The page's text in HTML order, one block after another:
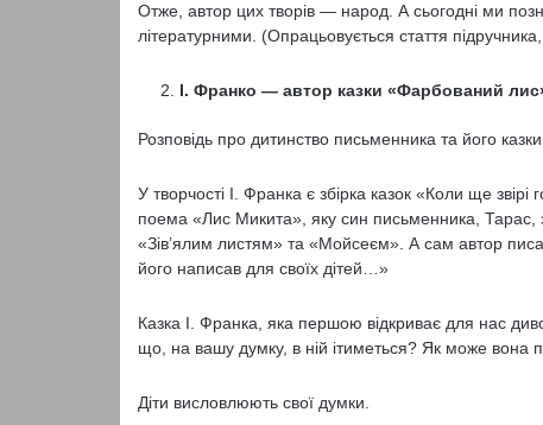
Отже, автор цих творів — народ. А сьогодні ми
літературними. (Опрацьовується стаття
І. Франко — автор казки «Фарбований
Розповідь про дитинство письменника та його казки.
У творчості І. Франка є збірка казок «Коли ще
поема «Лис Микита», яку син письменника, Тарас,
«Зів’ялим листям» та «Мойсеєм». А сам автор
його написав для своїх дітей…»
Казка І. Франка, яка першою відкриває для нас
що, на вашу думку, в ній ітиметься? Як може вона
Діти висловлюють свої думки.